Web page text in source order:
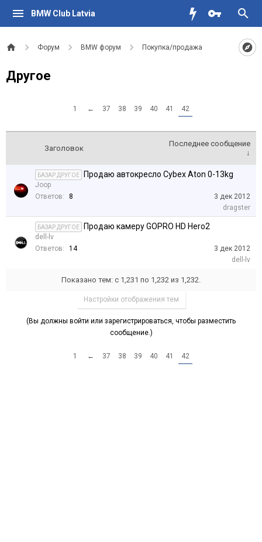
BMW Club Latvia
Форум BMW форум Покупка/продажа
Другое
1 ← 37 38 39 40 41 42
Заголовок
Последнее сообщение
↓
БАЗАР ДРУГОЕ Продаю автокресло Cybex Aton 0-13kg
Joop
Ответов:
8
3 дек 2012
dragster
БАЗАР ДРУГОЕ Продаю камеру GOPRO HD Hero2
dell-lv
Ответов:
14
3 дек 2012
dell-lv
Показано тем: с 1,231 по 1,232 из 1,232.
Настройки отображения тем
(Вы должны войти или зарегистрироваться, чтобы разместить
сообщение.)
1 ← 37 38 39 40 41 42